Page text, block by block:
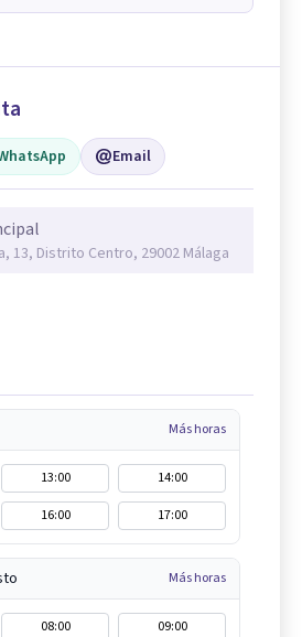
Email
13, Distrito Centro, 29002 Málaga
Más horas
13:00
14:00
16:00 17:00
Más horas
08:00
09:00